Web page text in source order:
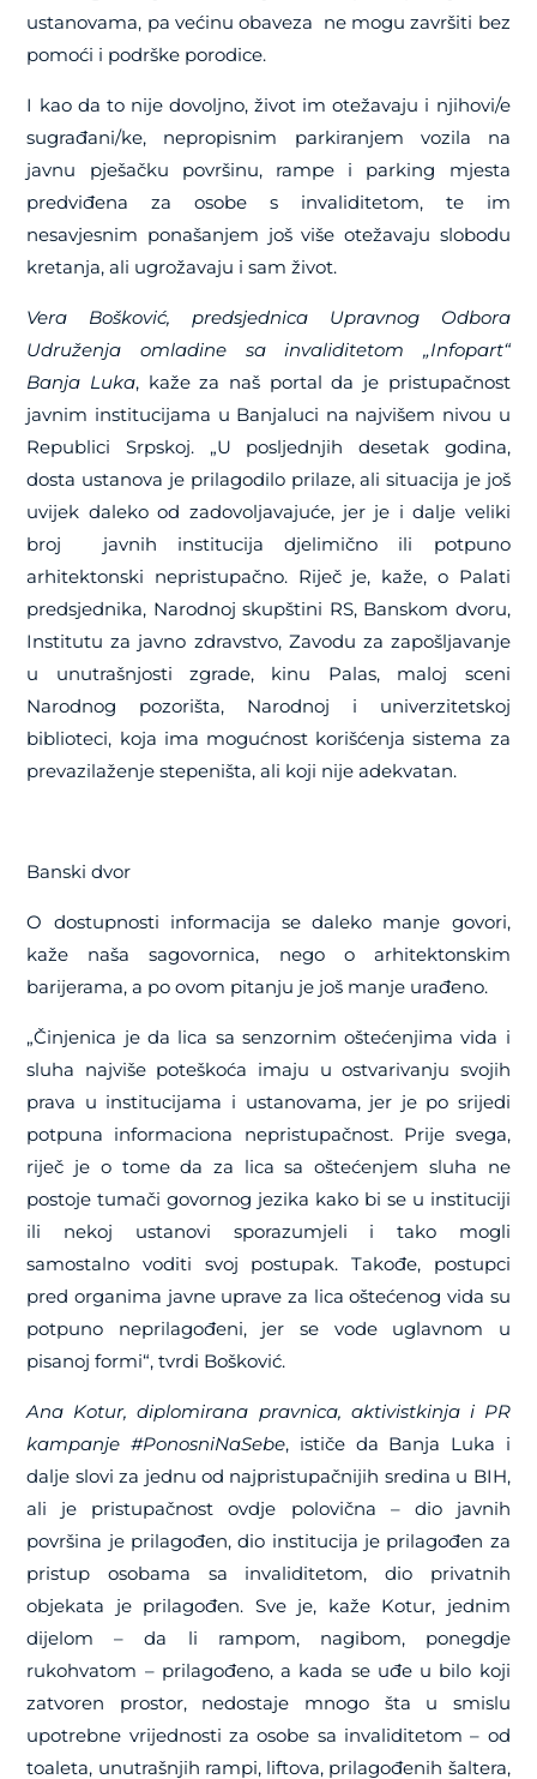
ustanovama, pa većinu obaveza ne mogu završiti bez
pomoći i podrške porodice.
I kao da to nije dovoljno, život im otežavaju i njihovi/e
sugrađani/ke, nepropisnim parkiranjem vozila na
javnu pješačku površinu, rampe i parking mjesta
predviđena za osobe s invaliditetom, te im
nesavjesnim ponašanjem još više otežavaju slobodu
kretanja, ali ugrožavaju i sam život.
Vera Bošković, predsjednica Upravnog Odbora
Udruženja omladine sa invaliditetom „Infopart“
Banja Luka, kaže za naš portal da je pristupačnost
javnim institucijama u Banjaluci na najvišem nivou u
Republici Srpskoj. „U posljednjih desetak godina,
dosta ustanova je prilagodilo prilaze, ali situacija je još
uvijek daleko od zadovoljavajuće, jer je i dalje veliki
broj javnih institucija djelimično ili potpuno
arhitektonski nepristupačno. Riječ je, kaže, o Palati
predsjednika, Narodnoj skupštini RS, Banskom dvoru,
Institutu za javno zdravstvo, Zavodu za zapošljavanje
u unutrašnjosti zgrade, kinu Palas, maloj sceni
Narodnog pozorišta, Narodnoj i univerzitetskoj
biblioteci, koja ima mogućnost korišćenja sistema za
prevazilaženje stepeništa, ali koji nije adekvatan.
Banski dvor
O dostupnosti informacija se daleko manje govori,
kaže naša sagovornica, nego o arhitektonskim
barijerama, a po ovom pitanju je još manje urađeno.
„Činjenica je da lica sa senzornim oštećenjima vida i
sluha najviše poteškoća imaju u ostvarivanju svojih
prava u institucijama i ustanovama, jer je po srijedi
potpuna informaciona nepristupačnost. Prije svega,
riječ je o tome da za lica sa oštećenjem sluha ne
postoje tumači govornog jezika kako bi se u instituciji
ili nekoj ustanovi sporazumjeli i tako mogli
samostalno voditi svoj postupak. Takođe, postupci
pred organima javne uprave za lica oštećenog vida su
potpuno neprilagođeni, jer se vode uglavnom u
pisanoj formi“, tvrdi Bošković.
Ana Kotur, diplomirana pravnica, aktivistkinja i PR
kampanje #PonosniNaSebe, ističe da Banja Luka i
dalje slovi za jednu od najpristupačnijih sredina u BIH,
ali je pristupačnost ovdje polovična – dio javnih
površina je prilagođen, dio institucija je prilagođen za
pristup osobama sa invaliditetom, dio privatnih
objekata je prilagođen. Sve je, kaže Kotur, jednim
dijelom – da li rampom, nagibom, ponegdje
rukohvatom – prilagođeno, a kada se uđe u bilo koji
zatvoren prostor, nedostaje mnogo šta u smislu
upotrebne vrijednosti za osobe sa invaliditetom – od
toaleta, unutrašnjih rampi, liftova, prilagođenih šaltera,